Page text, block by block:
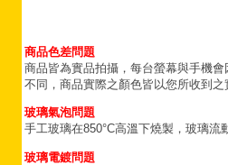
商品色差問題
商品皆為實品拍攝，每台螢幕與手機
不同，商品實際之顏色皆以您所收到之
玻璃氣泡問題
手工玻璃在850°C高溫下燒製，玻璃
玻璃電鍍問題